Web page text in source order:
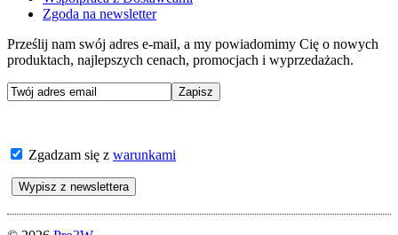
Zgoda na newsletter
Prześlij nam swój adres e-mail, a my powiadomimy Cię o nowych
produktach, najlepszych cenach, promocjach i wyprzedażach.
Zgadzam się z warunkami